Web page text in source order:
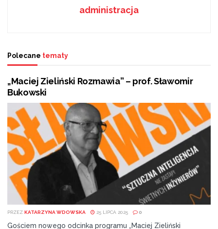
administracja
Polecane tematy
„Maciej Zieliński Rozmawia” – prof. Sławomir
Bukowski
PRZEZ KATARZYNA WDOWSKA 25 LIPCA 2025 0
Gościem nowego odcinka programu „Maciej Zieliński